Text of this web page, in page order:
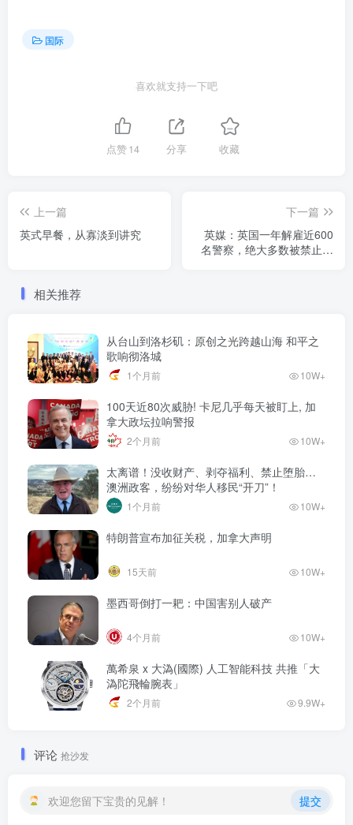
国际
喜欢就支持一下吧
点赞14 分享 收藏
上一篇
英式早餐，从寡淡到讲究
下一篇
英媒：英国一年解雇近600
名警察，绝大多数被禁止返
相关推荐
从台山到洛杉矶：原创之光跨越山海 和平之
歌响彻洛城
1个月前 10W+
100天近80次威胁! 卡尼几乎每天被盯上, 加
拿大政坛拉响警报
2个月前 10W+
太离谱！没收财产、剥夺福利、禁止堕胎…
澳洲政客，纷纷对华人移民“开刀”！
1个月前 10W+
特朗普宣布加征关税，加拿大声明
15天前 10W+
墨西哥倒打一耙：中国害别人破产
4个月前 10W+
萬希泉 x 大溈(國際) 人工智能科技 共推「大
溈陀飛輪腕表」
2个月前 9.9W+
评论 抢沙发
欢迎您留下宝贵的见解！ 提交